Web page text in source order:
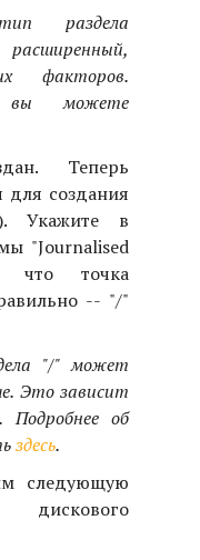
раздела
факторов.
вы можете
Теперь
для создания
Укажите в
"Journalised
что точка
-- "/"
"/" может
Это зависит
об
здесь.
следующую